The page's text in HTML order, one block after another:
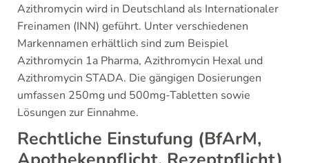
Azithromycin wird in Deutschland als Internationaler
Freinamen (INN) geführt. Unter verschiedenen
Markennamen erhältlich sind zum Beispiel
Azithromycin 1a Pharma, Azithromycin Hexal und
Azithromycin STADA. Die gängigen Dosierungen
umfassen 250mg und 500mg-Tabletten sowie
Lösungen zur Einnahme.
Rechtliche Einstufung (BfArM,